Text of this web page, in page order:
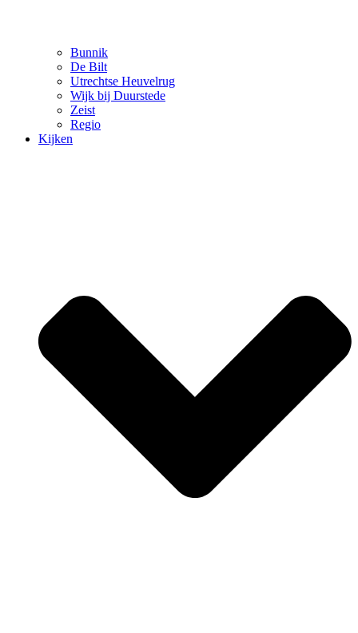
Bunnik
De Bilt
Utrechtse Heuvelrug
Wijk bij Duurstede
Zeist
Regio
Kijken